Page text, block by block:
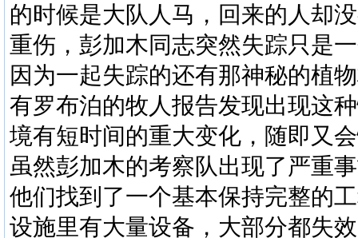
的时候是大队人马，回来的人却
重伤，彭加木同志突然失踪只是
因为一起失踪的还有那神秘的植
有罗布泊的牧人报告发现出现这
境有短时间的重大变化，随即又
虽然彭加木的考察队出现了严
他们找到了一个基本保持完整的
设施里有大量设备，大部分都失